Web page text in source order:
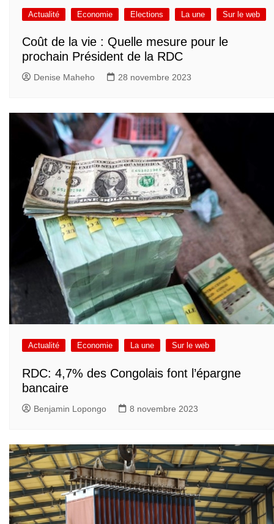
Actualité Economie Elections La une Sur le web
Coût de la vie : Quelle mesure pour le
prochain Président de la RDC
Denise Maheho 28 novembre 2023
Actualité Economie La une Sur le web
RDC: 4,7% des Congolais font l’épargne
bancaire
Benjamin Lopongo 8 novembre 2023